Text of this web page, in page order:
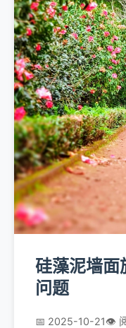
硅藻泥墙面
问题
📅 2025-10-21👁️